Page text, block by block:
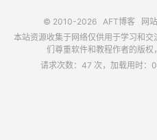
© 2010-2026 AFT博客 网
本站资源收集于网络仅供用于学习和
们尊重软件和教程作者的版权
请求次数：47 次，加载用时：